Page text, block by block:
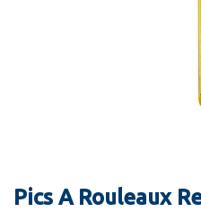
Pics A Rouleaux